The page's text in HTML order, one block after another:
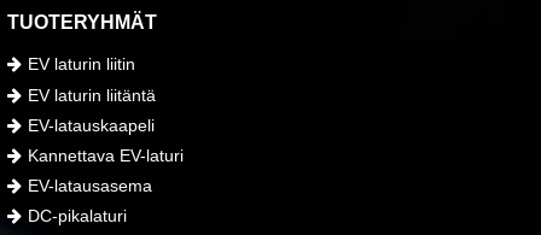
TUOTERYHMÄT
EV laturin liitin
EV laturin liitäntä
EV-latauskaapeli
Kannettava EV-laturi
EV-latausasema
DC-pikalaturi